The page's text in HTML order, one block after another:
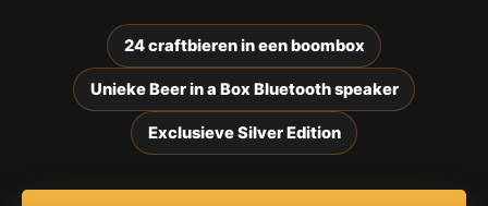
24 craftbieren in een boombox
Unieke Beer in a Box Bluetooth speaker
Exclusieve Silver Edition